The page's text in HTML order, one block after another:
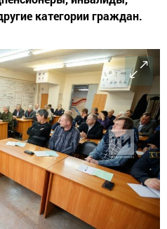
категории граждан.